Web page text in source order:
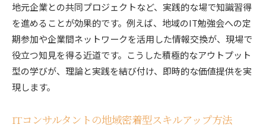
地元企業との共同プロジェクトなど、実践的な場で知識習得
を進めることが効果的です。例えば、地域のIT勉強会への定
期参加や企業間ネットワークを活用した情報交換が、現場で
役立つ知見を得る近道です。こうした積極的なアウトプット
型の学びが、理論と実践を結び付け、即時的な価値提供を実
現します。
ITコンサルタントの地域密着型スキルアップ方法